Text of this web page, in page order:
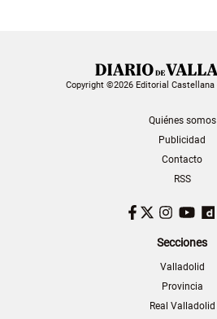
Copyright ©2026 Editorial Castellana
Quiénes somos
Publicidad
Contacto
RSS
Facebook
Twitter
Secciones
Valladolid
Provincia
Real Valladolid